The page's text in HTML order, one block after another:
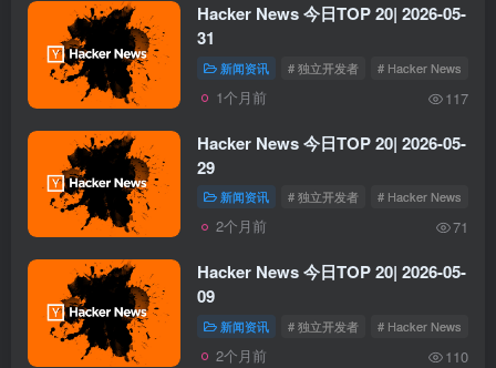
Hacker News 今日TOP 20| 2026-05-
31
新闻资讯 # 独立开发者 # Hacker News
1个月前 117
Hacker News 今日TOP 20| 2026-05-
29
新闻资讯 # 独立开发者 # Hacker News
2个月前 71
Hacker News 今日TOP 20| 2026-05-
09
新闻资讯 # 独立开发者 # Hacker News
2个月前 110